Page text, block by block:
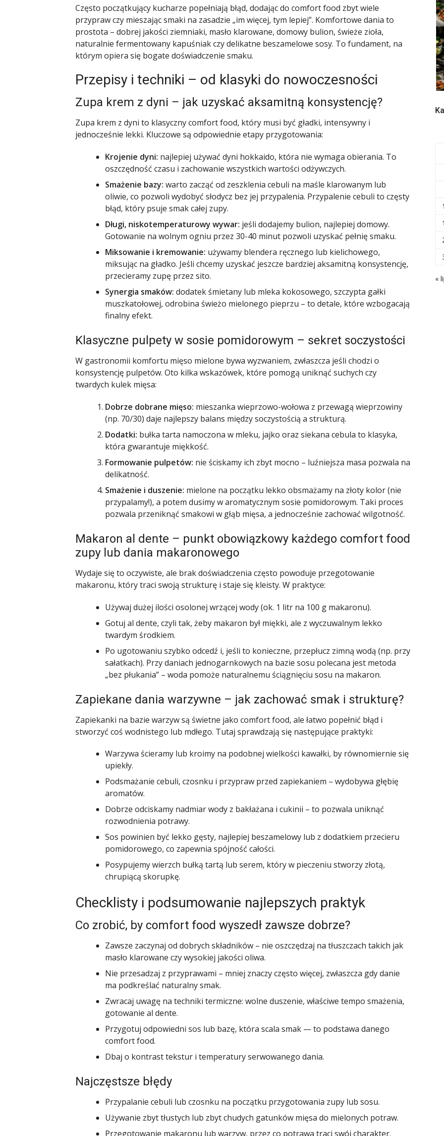
Często początkujący kucharze popełniają błąd, dodając do comfort food zbyt wiele
przypraw czy mieszając smaki na zasadzie „im więcej, tym lepiej”. Komfortowe dania to
prostota – dobrej jakości ziemniaki, masło klarowane, domowy bulion, świeże zioła,
naturalnie fermentowany kapuśniak czy delikatne beszamelowe sosy. To fundament, na
którym opiera się bogate doświadczenie smaku.
Przepisy i techniki – od klasyki do nowoczesności
Zupa krem z dyni – jak uzyskać aksamitną konsystencję?
Zupa krem z dyni to klasyczny comfort food, który musi być gładki, intensywny i
jednocześnie lekki. Kluczowe są odpowiednie etapy przygotowania:
Krojenie dyni: najlepiej używać dyni hokkaido, która nie wymaga obierania. To
oszczędność czasu i zachowanie wszystkich wartości odżywczych.
Smażenie bazy: warto zacząć od zeszklenia cebuli na maśle klarowanym lub
oliwie, co pozwoli wydobyć słodycz bez jej przypalenia. Przypalenie cebuli to częsty
błąd, który psuje smak całej zupy.
Długi, niskotemperaturowy wywar: jeśli dodajemy bulion, najlepiej domowy.
Gotowanie na wolnym ogniu przez 30-40 minut pozwoli uzyskać pełnię smaku.
Miksowanie i kremowanie: używamy blendera ręcznego lub kielichowego,
miksując na gładko. Jeśli chcemy uzyskać jeszcze bardziej aksamitną konsystencję,
przecieramy zupę przez sito.
Synergia smaków: dodatek śmietany lub mleka kokosowego, szczypta gałki
muszkatołowej, odrobina świeżo mielonego pieprzu – to detale, które wzbogacają
finalny efekt.
Klasyczne pulpety w sosie pomidorowym – sekret soczystości
W gastronomii komfortu mięso mielone bywa wyzwaniem, zwłaszcza jeśli chodzi o
konsystencję pulpetów. Oto kilka wskazówek, które pomogą uniknąć suchych czy
twardych kulek mięsa:
Dobrze dobrane mięso: mieszanka wieprzowo-wołowa z przewagą wieprzowiny
(np. 70/30) daje najlepszy balans między soczystością a strukturą.
Dodatki: bułka tarta namoczona w mleku, jajko oraz siekana cebula to klasyka,
która gwarantuje miękkość.
Formowanie pulpetów: nie ściskamy ich zbyt mocno – luźniejsza masa pozwala na
delikatność.
Smażenie i duszenie: mielone na początku lekko obsmażamy na złoty kolor (nie
przypalamy!), a potem dusimy w aromatycznym sosie pomidorowym. Taki proces
pozwala przeniknąć smakowi w głąb mięsa, a jednocześnie zachować wilgotność.
Makaron al dente – punkt obowiązkowy każdego comfort food
zupy lub dania makaronowego
Wydaje się to oczywiste, ale brak doświadczenia często powoduje przegotowanie
makaronu, który traci swoją strukturę i staje się kleisty. W praktyce:
Używaj dużej ilości osolonej wrzącej wody (ok. 1 litr na 100 g makaronu).
Gotuj al dente, czyli tak, żeby makaron był miękki, ale z wyczuwalnym lekko
twardym środkiem.
Po ugotowaniu szybko odcedź i, jeśli to konieczne, przepłucz zimną wodą (np. przy
sałatkach). Przy daniach jednogarnkowych na bazie sosu polecana jest metoda
„bez płukania” – woda pomoże naturalnemu ściągnięciu sosu na makaron.
Zapiekane dania warzywne – jak zachować smak i strukturę?
Zapiekanki na bazie warzyw są świetne jako comfort food, ale łatwo popełnić błąd i
stworzyć coś wodnistego lub mdłego. Tutaj sprawdzają się następujące praktyki:
Warzywa ścieramy lub kroimy na podobnej wielkości kawałki, by równomiernie się
upiekły.
Podsmażanie cebuli, czosnku i przypraw przed zapiekaniem – wydobywa głębię
aromatów.
Dobrze odciskamy nadmiar wody z bakłażana i cukinii – to pozwala uniknąć
rozwodnienia potrawy.
Sos powinien być lekko gęsty, najlepiej beszamelowy lub z dodatkiem przecieru
pomidorowego, co zapewnia spójność całości.
Posypujemy wierzch bułką tartą lub serem, który w pieczeniu stworzy złotą,
chrupiącą skorupkę.
Checklisty i podsumowanie najlepszych praktyk
Co zrobić, by comfort food wyszedł zawsze dobrze?
Zawsze zaczynaj od dobrych składników – nie oszczędzaj na tłuszczach takich jak
masło klarowane czy wysokiej jakości oliwa.
Nie przesadzaj z przyprawami – mniej znaczy często więcej, zwłaszcza gdy danie
ma podkreślać naturalny smak.
Zwracaj uwagę na techniki termiczne: wolne duszenie, właściwe tempo smażenia,
gotowanie al dente.
Przygotuj odpowiedni sos lub bazę, która scala smak — to podstawa danego
comfort food.
Dbaj o kontrast tekstur i temperatury serwowanego dania.
Najczęstsze błędy
Przypalanie cebuli lub czosnku na początku przygotowania zupy lub sosu.
Używanie zbyt tłustych lub zbyt chudych gatunków mięsa do mielonych potraw.
Przegotowanie makaronu lub warzyw, przez co potrawa traci swój charakter.
«